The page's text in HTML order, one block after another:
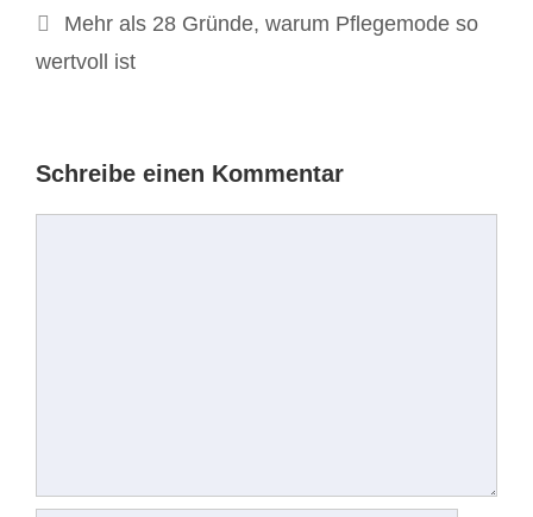
Navigation
Mehr als 28 Gründe, warum Pflegemode so
wertvoll ist
Schreibe einen Kommentar